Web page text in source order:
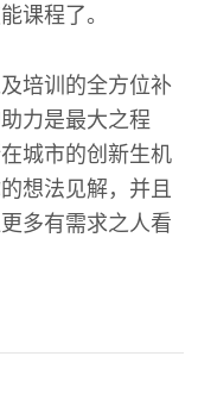
课程了。
培训的全方位补
力是最大之程
城市的创新生机
想法见解，并且
多有需求之人看